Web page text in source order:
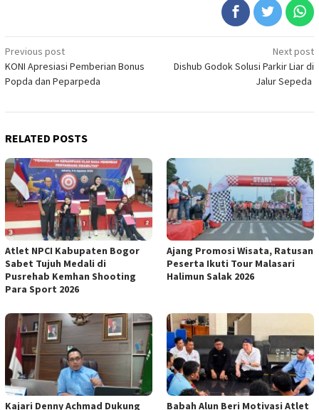
Post
navigation
Previous post
KONI Apresiasi Pemberian Bonus
Popda dan Peparpeda
Next post
Dishub Godok Solusi Parkir Liar di
Jalur Sepeda
RELATED POSTS
Atlet NPCI Kabupaten Bogor
Sabet Tujuh Medali di
Pusrehab Kemhan Shooting
Para Sport 2026
Ajang Promosi Wisata, Ratusan
Peserta Ikuti Tour Malasari
Halimun Salak 2026
Kajari Denny Achmad Dukung Babah Alun Beri Motivasi Atlet